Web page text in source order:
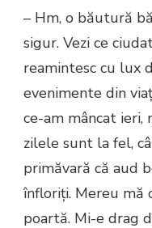
– Hm, o băutură
sigur. Vezi ce
reamintesc cu lux
evenimente din
ce-am mâncat
zilele sunt la fel,
primăvară că aud
înfloriți. Mereu mă
poartă. Mi-e drag